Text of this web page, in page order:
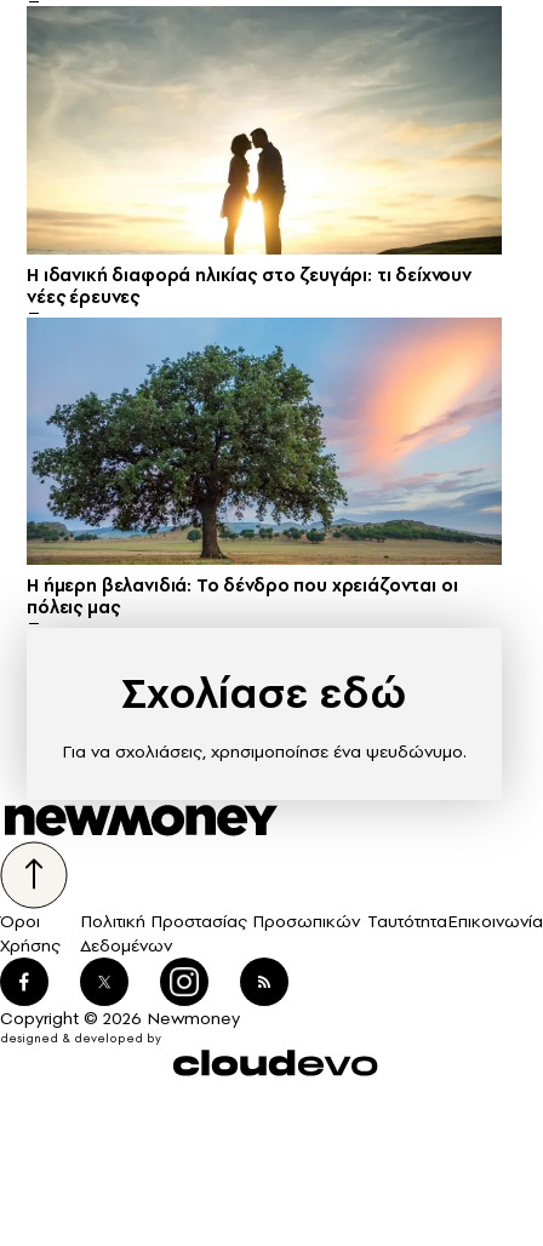
Η ιδανική διαφορά ηλικίας στο ζευγάρι: τι δείχνουν
νέες έρευνες
Η ήμερη βελανιδιά: Το δένδρο που χρειάζονται οι
πόλεις μας
Σχολίασε εδώ
Για να σχολιάσεις, χρησιμοποίησε ένα ψευδώνυμο.
Όροι
Χρήσης
Πολιτική Προστασίας Προσωπικών
Δεδομένων
ΤαυτότηταΕπικοινωνία
Copyright © 2026 Newmoney
designed & developed by